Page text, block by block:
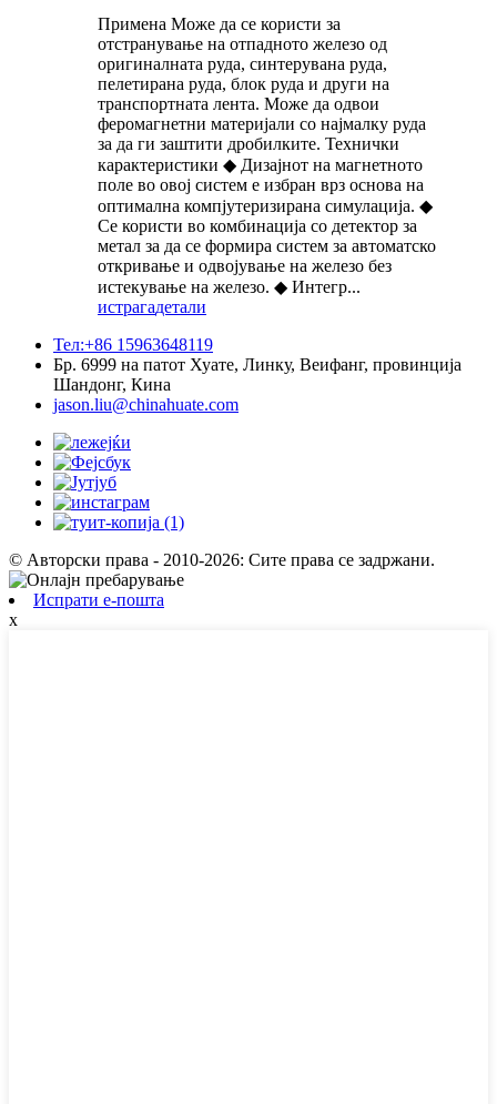
Примена Може да се користи за
отстранување на отпадното железо од
оригиналната руда, синтерувана руда,
пелетирана руда, блок руда и други на
транспортната лента. Може да одвои
феромагнетни материјали со најмалку руда
за да ги заштити дробилките. Технички
карактеристики ◆ Дизајнот на магнетното
поле во овој систем е избран врз основа на
оптимална компјутеризирана симулација. ◆
Се користи во комбинација со детектор за
метал за да се формира систем за автоматско
откривање и одвојување на железо без
истекување на железо. ◆ Интегр...
истрагадетали
Тел:+86 15963648119
Бр. 6999 на патот Хуате, Линку, Веифанг, провинција
Шандонг, Кина
jason.liu@chinahuate.com
© Авторски права - 2010-2026: Сите права се задржани.
Испрати е-пошта
x